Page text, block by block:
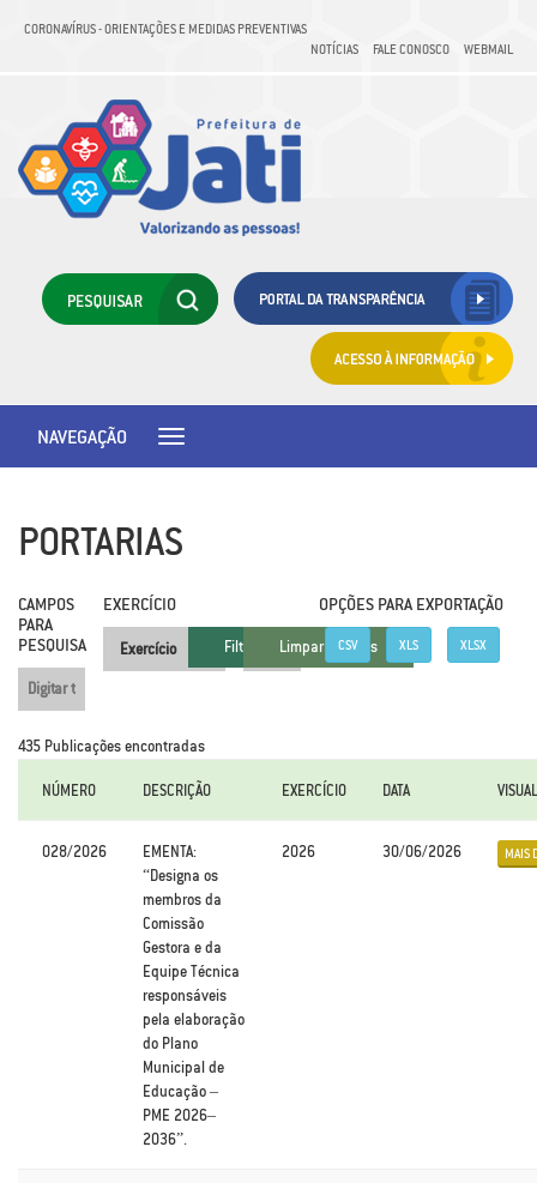
CORONAVÍRUS - ORIENTAÇÕES E MEDIDAS PREVENTIVAS
NOTÍCIAS
FALE CONOSCO WEBMAIL
Toggle
NAVEGAÇÃO
PORTARIAS
CAMPOS
PARA
PESQUISA
EXERCÍCIO OPÇÕES PARA EXPORTAÇÃO
CSV XLS XLSX
435 Publicações encontradas
NÚMERO DESCRIÇÃO EXERCÍCIO DATA
028/2026
EMENTA:
“Designa os
membros da
Comissão
Gestora e da
Equipe Técnica
responsáveis
pela elaboração
do Plano
Municipal de
Educação –
PME 2026–
2036”.
2026 30/06/2026 MAIS